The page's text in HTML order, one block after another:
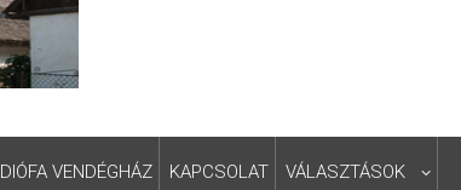
DIÓFA VENDÉGHÁZ KAPCSOLAT VÁLASZTÁSOK